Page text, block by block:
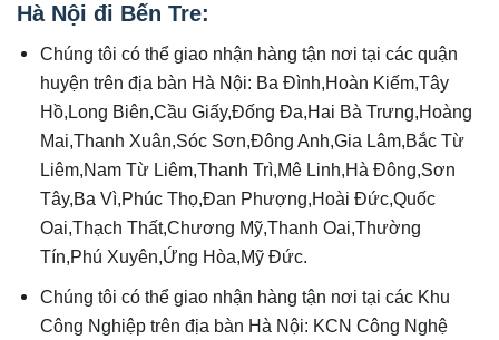
Hà Nội đi Bến Tre:
Chúng tôi có thể giao nhận hàng tận nơi tại các quận
huyện trên địa bàn Hà Nội: Ba Đình,Hoàn Kiếm,Tây
Hồ,Long Biên,Cầu Giấy,Đống Đa,Hai Bà Trưng,Hoàng
Mai,Thanh Xuân,Sóc Sơn,Đông Anh,Gia Lâm,Bắc Từ
Liêm,Nam Từ Liêm,Thanh Trì,Mê Linh,Hà Đông,Sơn
Tây,Ba Vì,Phúc Thọ,Đan Phượng,Hoài Đức,Quốc
Oai,Thạch Thất,Chương Mỹ,Thanh Oai,Thường
Tín,Phú Xuyên,Ứng Hòa,Mỹ Đức.
Chúng tôi có thể giao nhận hàng tận nơi tại các Khu
Công Nghiệp trên địa bàn Hà Nội: KCN Công Nghệ